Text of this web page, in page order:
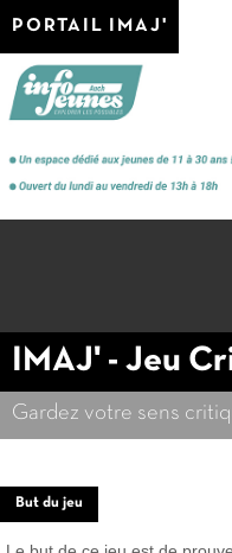
PORTAIL IMAJ'
IMAJ' - Jeu
Gardez votre sens
But du jeu